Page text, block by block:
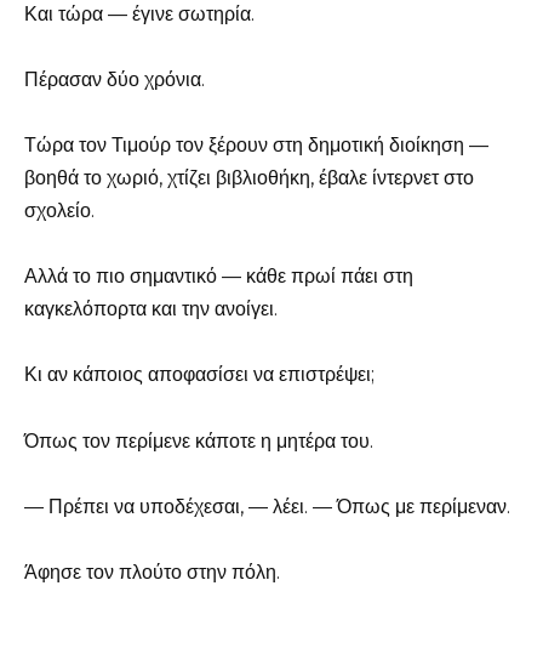
Και τώρα — έγινε σωτηρία.
Πέρασαν δύο χρόνια.
Τώρα τον Τιμούρ τον ξέρουν στη δημοτική διοίκηση —
βοηθά το χωριό, χτίζει βιβλιοθήκη, έβαλε ίντερνετ στο
σχολείο.
Αλλά το πιο σημαντικό — κάθε πρωί πάει στη
καγκελόπορτα και την ανοίγει.
Κι αν κάποιος αποφασίσει να επιστρέψει;
Όπως τον περίμενε κάποτε η μητέρα του.
— Πρέπει να υποδέχεσαι, — λέει. — Όπως με περίμεναν.
Άφησε τον πλούτο στην πόλη.